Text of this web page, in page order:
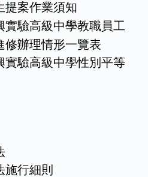
提案作業須知
實驗高級中學教職員工
修辦理情形一覽表
實驗高級中學性別平等
施行細則